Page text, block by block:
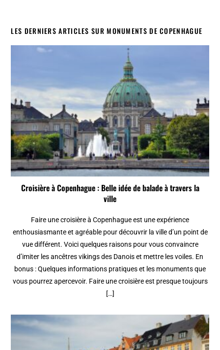
LES DERNIERS ARTICLES SUR MONUMENTS DE COPENHAGUE
Croisière à Copenhague : Belle idée de balade à travers la
ville
Faire une croisière à Copenhague est une expérience
enthousiasmante et agréable pour découvrir la ville d’un point de
vue différent. Voici quelques raisons pour vous convaincre
d’imiter les ancêtres vikings des Danois et mettre les voiles. En
bonus : Quelques informations pratiques et les monuments que
vous pourrez apercevoir. Faire une croisière est presque toujours
[…]